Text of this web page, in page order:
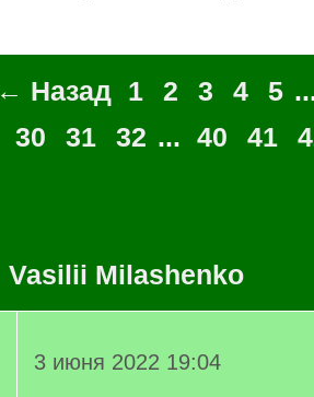
← Назад 1 2 3 4 5
30 31 32 ... 40 41
Vasilii Milashenko
3 июня 2022 19:04